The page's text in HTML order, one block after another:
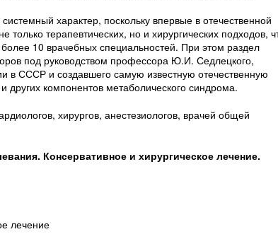
характер, поскольку впервые в отечественной
терапевтических, но и хирургических подходов,
10 врачебных специальностей. При этом раздел
под руководством профессора Ю.И. Седлецкого,
в СССР и создавшего самую известную отечественную
компонентов метаболического синдрома.
хирургов, анестезиологов, врачей общей
Консервативное и хирургическое лечение.
лечение